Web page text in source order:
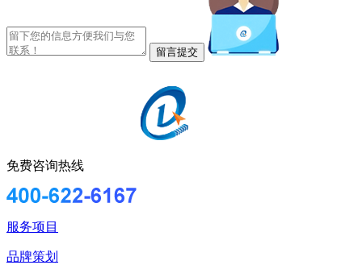
免费咨询热线
服务项目
品牌策划